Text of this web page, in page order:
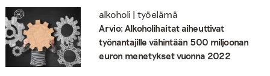
alkoholi | työelämä
Arvio: Alkoholihaitat aiheuttivat
työnantajille vähintään 500 miljoonan
euron menetykset vuonna 2022